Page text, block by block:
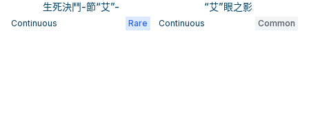
生死決鬥-節“艾”-
Continuous Rare
“艾”眼之影
Continuous Common